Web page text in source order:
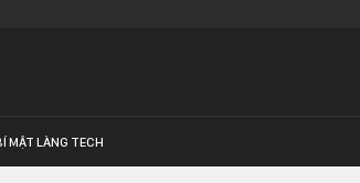
MẬT LÀNG TECH